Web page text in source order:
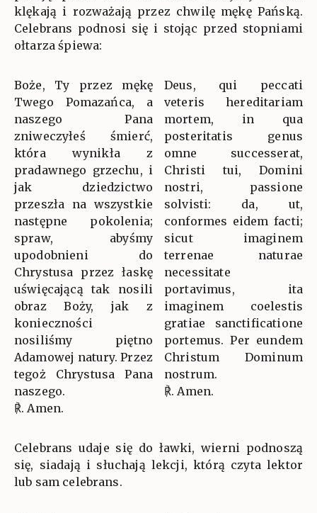
klękają i rozważają przez chwilę mękę Pańską.
Celebrans podnosi się i stojąc przed stopniami
ołtarza śpiewa:
Boże, Ty przez mękę
Twego Pomazańca, a
naszego Pana
zniweczyłeś śmierć,
która wynikła z
pradawnego grzechu, i
jak dziedzictwo
przeszła na wszystkie
następne pokolenia;
spraw, abyśmy
upodobnieni do
Chrystusa przez łaskę
uświęcającą tak nosili
obraz Boży, jak z
konieczności
nosiliśmy piętno
Adamowej natury. Przez
tegoż Chrystusa Pana
naszego.
℟. Amen.
Deus, qui peccati
veteris hereditariam
mortem, in qua
posteritatis genus
omne successerat,
Christi tui, Domini
nostri, passione
solvisti: da, ut,
conformes eidem facti;
sicut imaginem
terrenae naturae
necessitate
portavimus, ita
imaginem coelestis
gratiae sanctificatione
portemus. Per eundem
Christum Dominum
nostrum.
℟. Amen.
Celebrans udaje się do ławki, wierni podnoszą
się, siadają i słuchają lekcji, którą czyta lektor
lub sam celebrans.